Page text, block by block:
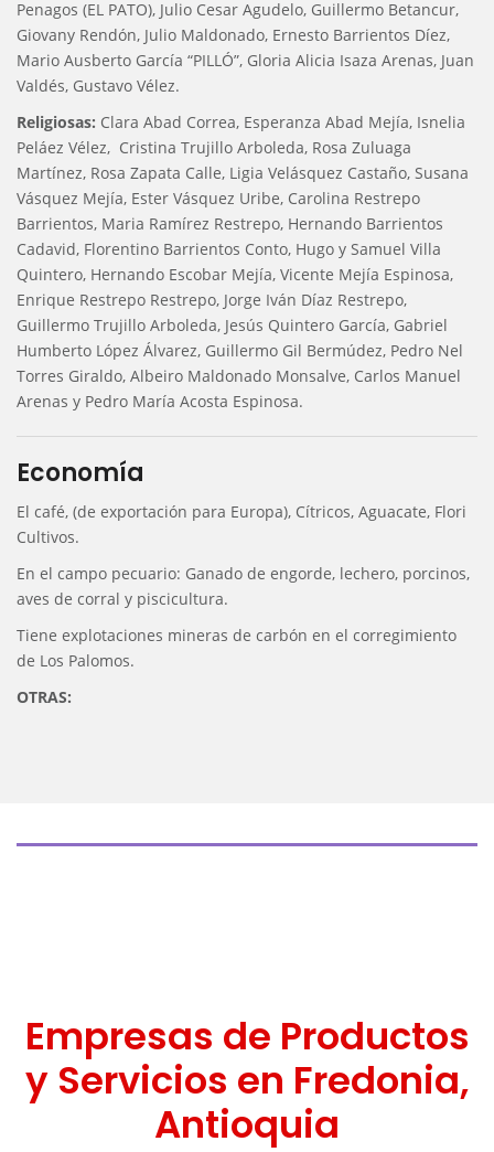
Penagos (EL PATO), Julio Cesar Agudelo, Guillermo Betancur,
Giovany Rendón, Julio Maldonado, Ernesto Barrientos Díez,
Mario Ausberto García “PILLÓ”, Gloria Alicia Isaza Arenas, Juan
Valdés, Gustavo Vélez.
Religiosas: Clara Abad Correa, Esperanza Abad Mejía, Isnelia
Peláez Vélez, Cristina Trujillo Arboleda, Rosa Zuluaga
Martínez, Rosa Zapata Calle, Ligia Velásquez Castaño, Susana
Vásquez Mejía, Ester Vásquez Uribe, Carolina Restrepo
Barrientos, Maria Ramírez Restrepo, Hernando Barrientos
Cadavid, Florentino Barrientos Conto, Hugo y Samuel Villa
Quintero, Hernando Escobar Mejía, Vicente Mejía Espinosa,
Enrique Restrepo Restrepo, Jorge Iván Díaz Restrepo,
Guillermo Trujillo Arboleda, Jesús Quintero García, Gabriel
Humberto López Álvarez, Guillermo Gil Bermúdez, Pedro Nel
Torres Giraldo, Albeiro Maldonado Monsalve, Carlos Manuel
Arenas y Pedro María Acosta Espinosa.
Economía
El café, (de exportación para Europa), Cítricos, Aguacate, Flori
Cultivos.
En el campo pecuario: Ganado de engorde, lechero, porcinos,
aves de corral y piscicultura.
Tiene explotaciones mineras de carbón en el corregimiento
de Los Palomos.
OTRAS:
Empresas de Productos
y Servicios en Fredonia,
Antioquia